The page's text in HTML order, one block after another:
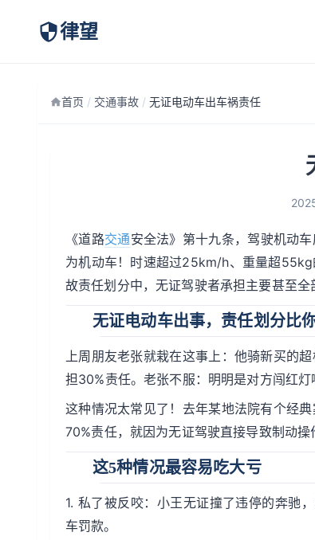
律望
首页 / 交通事故 / 无证电动车出车祸责任
《道路交通安全法》第十九条，驾驶机动
为机动车！时速超过25km/h、重量超
故责任划分中，无证驾驶者承担主要甚至
无证电动车出事，责任划分比
上周朋友老张就栽在这事上：他骑新买的
担30%责任。老张不服：明明是对方闯红
这种情况太常见了！去年某地法院有个经
70%责任，就因为无证驾驶直接导致制动操
这5种情况最容易吃大亏
1. 私了被反咬：小王无证撞了违停的奔驰
车罚款。